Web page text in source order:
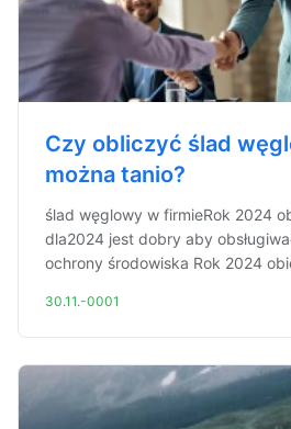
Czy obliczyć ślad
można tanio?
ślad węglowy w firmieRok 2024
dla2024 jest dobry aby
ochrony środowiska Rok 2024
30.11.-0001